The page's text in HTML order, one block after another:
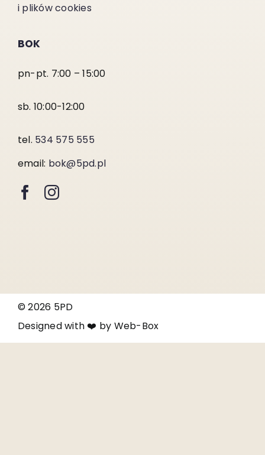
i plików cookies
BOK
pn-pt. 7:00 – 15:00
sb. 10:00-12:00
tel. 534 575 555
email: bok@5pd.pl
© 2026 5PD
Designed with ❤️ by Web-Box